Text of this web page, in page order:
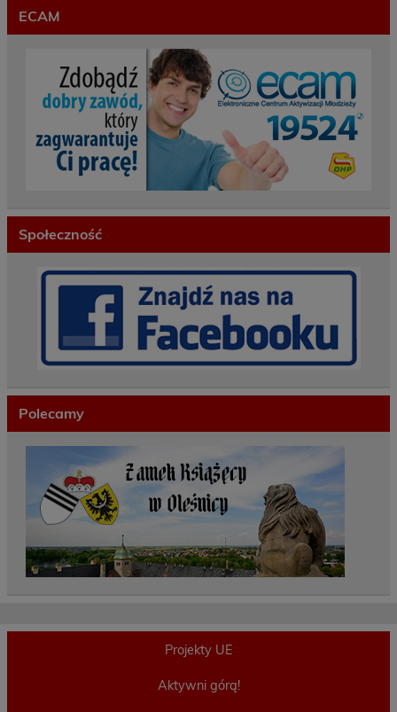
ECAM
Społeczność
Polecamy
Projekty UE
Aktywni górą!